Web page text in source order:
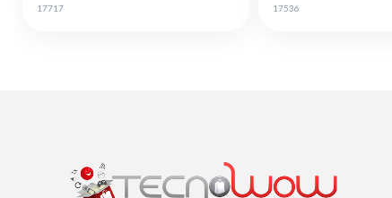
17717 17536